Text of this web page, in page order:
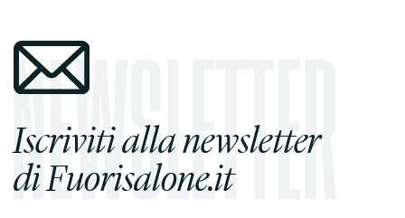
Iscriviti alla newsletter
di Fuorisalone.it